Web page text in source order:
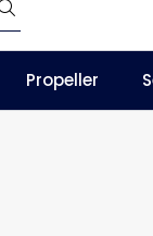
NO
Propeller